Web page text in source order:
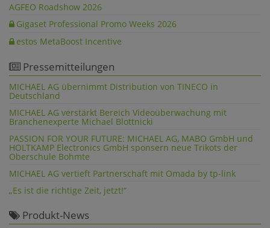
AGFEO Roadshow 2026
Gigaset Professional Promo Weeks 2026
estos MetaBoost Incentive
Pressemitteilungen
MICHAEL AG übernimmt Distribution von TINECO in
Deutschland
MICHAEL AG verstärkt Bereich Videoüberwachung mit
Branchenexperte Michael Blottnicki
PASSION FOR YOUR FUTURE: MICHAEL AG, MABO GmbH und
HOLTKAMP Electronics GmbH sponsern neue Trikots der
Oberschule Bohmte
MICHAEL AG vertieft Partnerschaft mit Omada by tp-link
„Es ist die richtige Zeit, jetzt!“
Produkt-News